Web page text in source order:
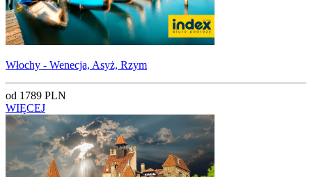
Włochy - Wenecja, Asyż, Rzym
od 1789 PLN
WIĘCEJ